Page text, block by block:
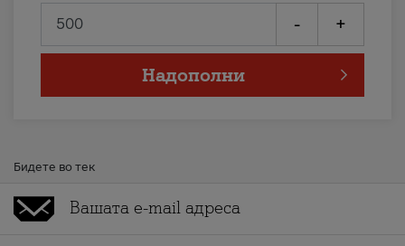
- +
Надополни
Бидете во тек